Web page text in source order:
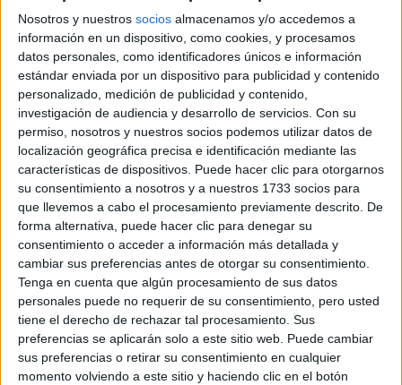
Nosotros y nuestros socios almacenamos y/o accedemos a
información en un dispositivo, como cookies, y procesamos
datos personales, como identificadores únicos e información
estándar enviada por un dispositivo para publicidad y contenido
personalizado, medición de publicidad y contenido,
investigación de audiencia y desarrollo de servicios. Con su
permiso, nosotros y nuestros socios podemos utilizar datos de
localización geográfica precisa e identificación mediante las
características de dispositivos. Puede hacer clic para otorgarnos
su consentimiento a nosotros y a nuestros 1733 socios para
que llevemos a cabo el procesamiento previamente descrito. De
forma alternativa, puede hacer clic para denegar su
consentimiento o acceder a información más detallada y
cambiar sus preferencias antes de otorgar su consentimiento.
Tenga en cuenta que algún procesamiento de sus datos
personales puede no requerir de su consentimiento, pero usted
tiene el derecho de rechazar tal procesamiento. Sus
preferencias se aplicarán solo a este sitio web. Puede cambiar
sus preferencias o retirar su consentimiento en cualquier
momento volviendo a este sitio y haciendo clic en el botón
el ciclo superior de Marketing y Publicidad y luego pasarme a
la carrera de Publicidad y Relaciones Públicas. Mi pregunta
es si haciendo este ciclo acompañado luego con la carrera
tendré más oportunidades para encontrar trabajo? Y me
sería de gran ayuda saber la opinión acerca de este ciclo o
de la carrera .Además, he leido que una de las salidas de
Publicidad es Dirección de Arte, me podíais decir a qué se
dedica exactamente. Muchas gracias.
Inicio
Etiquetas:
La universidad - un mundo Historia
Historia
Marketing
Publicidad y Relaciones Públicas